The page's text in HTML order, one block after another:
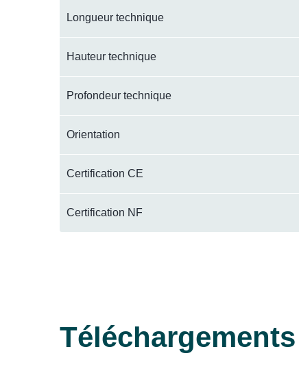
Longueur technique
Hauteur technique
Profondeur technique
Orientation
Certification CE
Certification NF
Téléchargements